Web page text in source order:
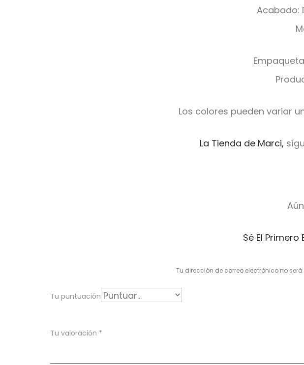
Acabado:
Los colores pueden variar
La Tienda de Marci,
r
c
Sé El Primero
Tu dirección de correo electrónico no
Tu puntuación
Tu valoración *